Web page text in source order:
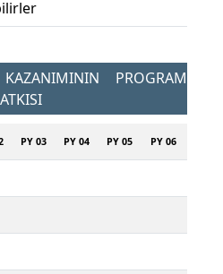
PROGRAM
PY 03 PY 04 PY 05 PY 06